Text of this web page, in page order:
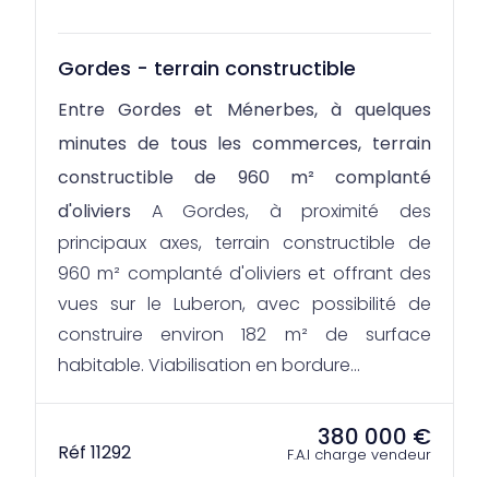
Gordes - terrain constructible
Entre Gordes et Ménerbes, à quelques
minutes de tous les commerces, terrain
constructible de 960 m² complanté
d'oliviers A Gordes, à proximité des
principaux axes, terrain constructible de
960 m² complanté d'oliviers et offrant des
vues sur le Luberon, avec possibilité de
construire environ 182 m² de surface
habitable. Viabilisation en bordure...
Réf 11292
380 000 €
F.A.I charge vendeur